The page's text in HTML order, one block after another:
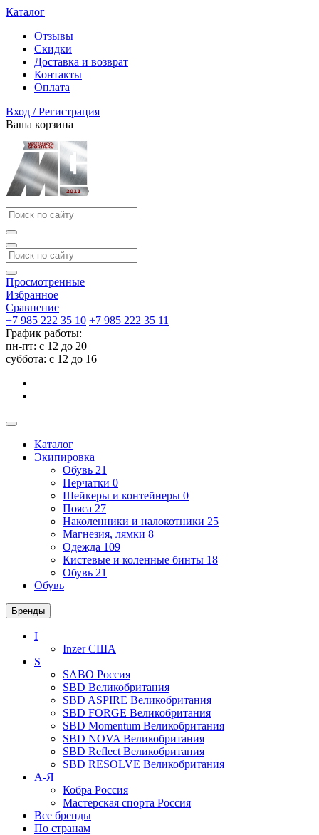
Каталог
Отзывы
Скидки
Доставка и возврат
Контакты
Оплата
Вход / Регистрация
Ваша корзина
Просмотренные
Избранное
Сравнение
+7 985 222 35 10 +7 985 222 35 11
График работы:
пн-пт: с 12 до 20
суббота: c 12 до 16
Каталог
Экипировка
Обувь 21
Перчатки 0
Шейкеры и контейнеры 0
Пояса 27
Наколенники и налокотники 25
Магнезия, лямки 8
Одежда 109
Кистевые и коленные бинты 18
Обувь 21
Обувь
Бренды
I
InzerСША
S
SABO Россия
SBD Великобритания
SBD ASPIRE Великобритания
SBD FORGE Великобритания
SBD Momentum Великобритания
SBD NOVA Великобритания
SBD Reflect Великобритания
SBD RESOLVE Великобритания
А-Я
Кобра Россия
Мастерская спорта Россия
Все бренды
По странам